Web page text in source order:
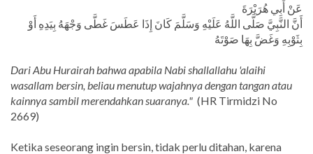
عَنْ أَبِي هُرَيْرَةَ
أَنَّ النَّبِيَّ صَلَّى اللَّهُ عَلَيْهِ وَسَلَّمَ كَانَ إِذَا عَطَسَ غَطَّى وَجْهَهُ بِيَدِهِ أَوْ
بِثَوْبِهِ وَغَضَّ بِهَا صَوْتَهُ
Dari Abu Hurairah bahwa apabila Nabi shallallahu 'alaihi
wasallam bersin, beliau menutup wajahnya dengan tangan atau
kainnya sambil merendahkan suaranya." (HR Tirmidzi No
2669)
Ketika seseorang ingin bersin, tidak perlu ditahan, karena